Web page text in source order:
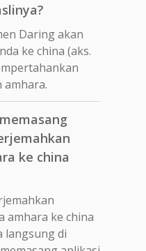
Daring akan
ke china (aks.
amhara.
ke china
amhara ke china
langsung di